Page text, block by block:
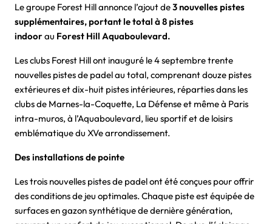
Le groupe Forest Hill annonce l’ajout de3 nouvelles pistes
supplémentaires, portant le total à 8 pistes
indoorau Forest Hill Aquaboulevard.
Les clubs Forest Hill ont inauguré le 4 septembre trente
nouvelles pistes de padel au total, comprenant douze pistes
extérieures et dix-huit pistes intérieures, réparties dans les
clubs de Marnes-la-Coquette, La Défense et même à Paris
intra-muros, à l’Aquaboulevard, lieu sportif et de loisirs
emblématique du XVe arrondissement.
Des installations de pointe
Les trois nouvelles pistes de padel ont été conçues pour offrir
des conditions de jeu optimales. Chaque piste est équipée de
surfaces en gazon synthétique de dernière génération,